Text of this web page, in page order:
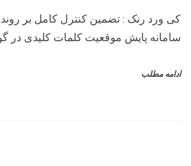
کی ورد رنک : تضمین کنترل کامل بر
سامانه پایش موقعیت کلمات کلیدی در
ادامه مطلب